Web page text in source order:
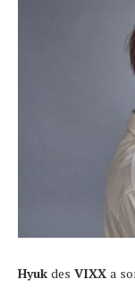
Hyuk des VIXX a